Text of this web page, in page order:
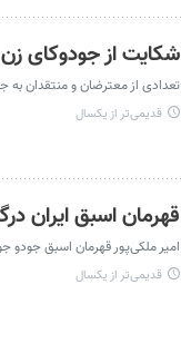
شکایت از جودوکای
تعدادی از معترضان و منتقدان
قدیمی‌تر از یکسال
قهرمان اسبق ایران
امیر ملکی‌پور قهرمان اسبق جودو
قدیمی‌تر از یکسال